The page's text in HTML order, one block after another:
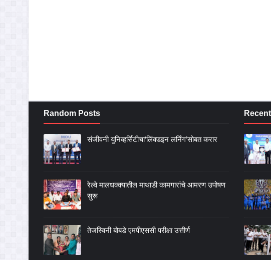
Random Posts
संजीवनी युनिव्हर्सिटीचा‘लिंक्डइन लर्निंग’सोबत करार
रेल्वे मालधक्क्यातील माथाडी कामगारांचे आमरण उपोषण
सुरू
तेजस्विनी बोबडे एमपीएससी परीक्षा उत्तीर्ण